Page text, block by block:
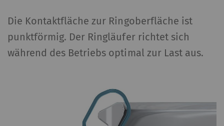
Die Kontaktfläche zur Ringoberfläche ist
punktförmig. Der Ringläufer richtet sich
während des Betriebs optimal zur Last aus.